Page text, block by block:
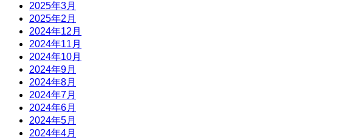
2025年3月
2025年2月
2024年12月
2024年11月
2024年10月
2024年9月
2024年8月
2024年7月
2024年6月
2024年5月
2024年4月